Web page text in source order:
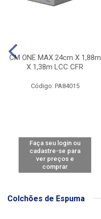
CM ONE MAX 24cm X 1,88m
X 1,38m LCC CFR
Código: PA84015
Faça seu login ou
cadastre-se para
ver preços e
comprar
Colchões de Espuma